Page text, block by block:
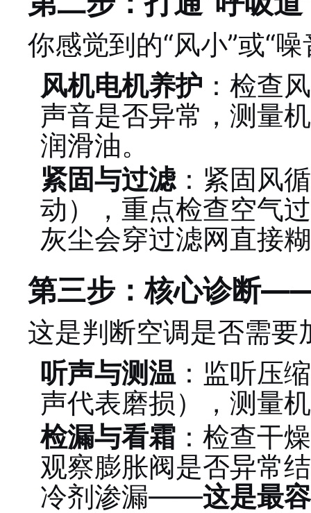
你感觉到的“风小”或“
风机电机养护 ：检查
声音是否异常，测量
润滑油。
紧固与过滤：紧固风
动），重点检查空气
灰尘会穿过滤网直接
第三步：核心诊断
这是判断空调是否需要
听声与测温 ：监听压
声代表磨损），测量
检漏与看霜 ：检查干
观察膨胀阀是否异常
冷剂渗漏——这是最